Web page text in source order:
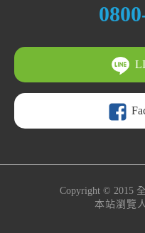
Copyright © 2015
本站瀏覽